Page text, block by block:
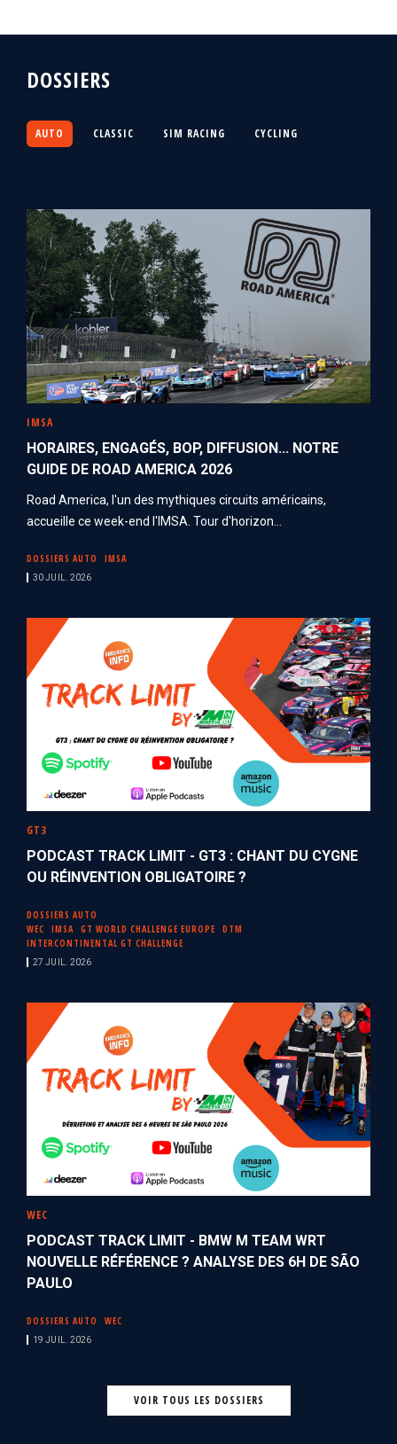
DOSSIERS
AUTO CLASSIC SIM RACING CYCLING
IMSA
HORAIRES, ENGAGÉS, BOP, DIFFUSION... NOTRE
GUIDE DE ROAD AMERICA 2026
Road America, l'un des mythiques circuits américains,
accueille ce week-end l'IMSA. Tour d'horizon...
DOSSIERS AUTO IMSA
30 JUIL. 2026
GT3
PODCAST TRACK LIMIT - GT3 : CHANT DU CYGNE
OU RÉINVENTION OBLIGATOIRE ?
DOSSIERS AUTO
WEC
IMSA GT WORLD CHALLENGE EUROPE
DTM
INTERCONTINENTAL GT CHALLENGE
27 JUIL. 2026
WEC
PODCAST TRACK LIMIT - BMW M TEAM WRT
NOUVELLE RÉFÉRENCE ? ANALYSE DES 6H DE SÃO
PAULO
DOSSIERS AUTO WEC
19 JUIL. 2026
VOIR TOUS LES DOSSIERS